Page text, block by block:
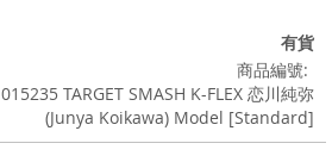
有貨
商品編號
015235 TARGET SMASH K-FLEX 恋川純弥
(Junya Koikawa) Model [Standard]